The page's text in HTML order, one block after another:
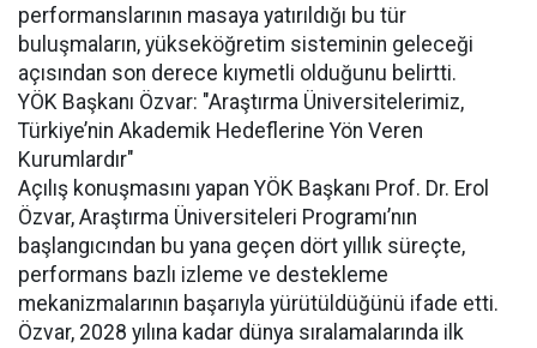
performanslarının masaya yatırıldığı bu tür
buluşmaların, yükseköğretim sisteminin geleceği
açısından son derece kıymetli olduğunu belirtti.
YÖK Başkanı Özvar: "Araştırma Üniversitelerimiz,
Türkiye’nin Akademik Hedeflerine Yön Veren
Kurumlardır"
Açılış konuşmasını yapan YÖK Başkanı Prof. Dr. Erol
Özvar, Araştırma Üniversiteleri Programı’nın
başlangıcından bu yana geçen dört yıllık süreçte,
performans bazlı izleme ve destekleme
mekanizmalarının başarıyla yürütüldüğünü ifade etti.
Özvar, 2028 yılına kadar dünya sıralamalarında ilk